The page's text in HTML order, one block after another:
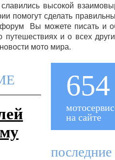
высокой
помогут сделать
Вы можете писать и
путешествиях и о всех
мото мира.
654
на сайте